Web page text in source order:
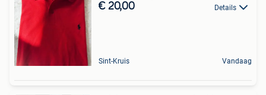
€ 20,00 Details
Sint-Kruis Vandaag